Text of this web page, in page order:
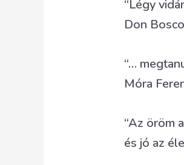
“Légy
Don Bosco
“…
Móra
“Az öröm
és jó az